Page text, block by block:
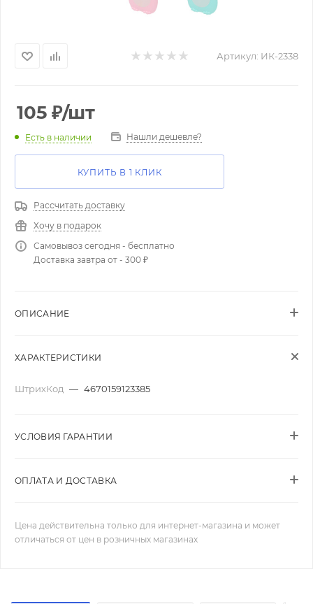
Артикул: ИК-2338
105 ₽/шт
Есть в наличии Нашли дешевле?
КУПИТЬ В 1 КЛИК
Рассчитать доставку
Хочу в подарок
Самовывоз сегодня - бесплатно
Доставка завтра от - 300 ₽
ОПИСАНИЕ
ХАРАКТЕРИСТИКИ
ШтрихКод — 4670159123385
УСЛОВИЯ ГАРАНТИИ
ОПЛАТА И ДОСТАВКА
Цена действительна только для интернет-магазина и может
отличаться от цен в розничных магазинах